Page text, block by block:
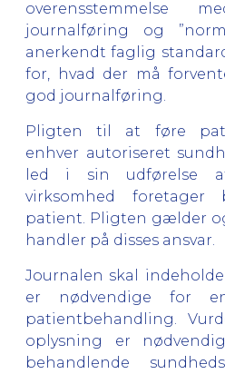
overensstemmelse
journalføring og
anerkendt faglig
for, hvad der må
god journalføring.
Pligten til at føre
enhver autoriseret
led i sin udførelse af
virksomhed
patient. Pligten gælder
handler på disses ansvar.
Journalen skal
er nødvendige for
patientbehandling.
oplysning er
behandlende